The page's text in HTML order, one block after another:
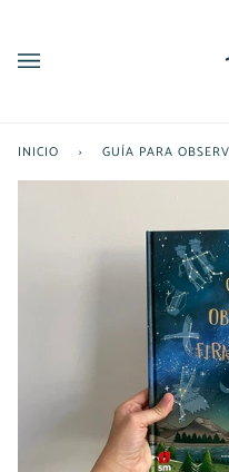
INICIO › GUÍA PARA